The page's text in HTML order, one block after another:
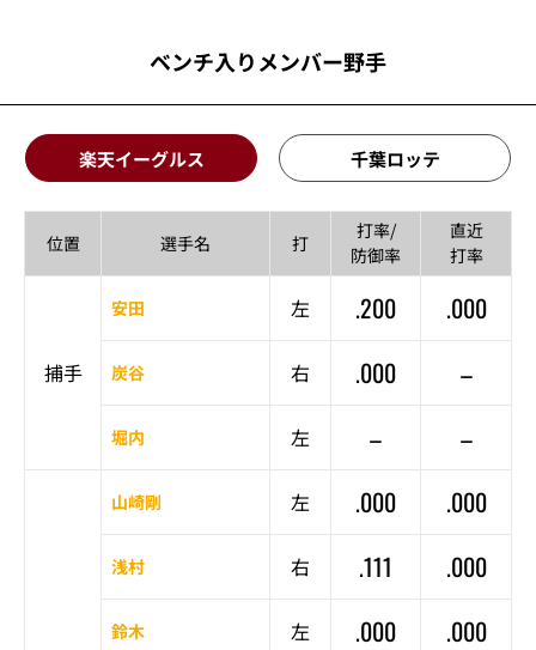
ベンチ入りメンバー野手
楽天イーグルス 千葉ロッテ
位置 選手名 打
打率/
防御率
直近
打率
捕手
安田 左 .200 .000
炭谷 右 .000 –
堀内 左 – –
山崎剛 左 .000 .000
浅村 右 .111 .000
鈴木 左 .000 .000